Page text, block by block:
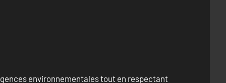
environnementales tout en respectant